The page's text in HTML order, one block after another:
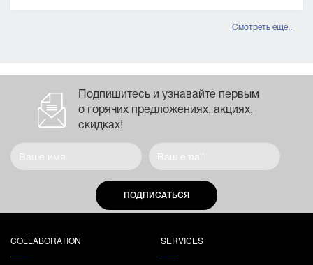
Смотреть еще..
Подпишитесь и узнавайте первым
о горячих предложениях, акциях,
скидках!
ПОДПИСАТЬСЯ
COLLABORATION SERVICES